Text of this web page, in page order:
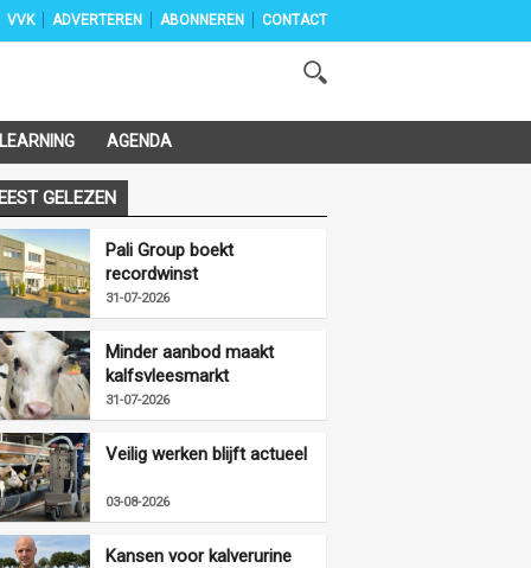
AGENDA
VVK ADVERTEREN ABONNEREN CONTACT
GELEZEN
Pali Group boekt
recordwinst
31-07-2026
Minder aanbod maakt
kalfsvleesmarkt
vriendelijker
31-07-2026
Veilig werken blijft actueel
03-08-2026
Kansen voor kalverurine